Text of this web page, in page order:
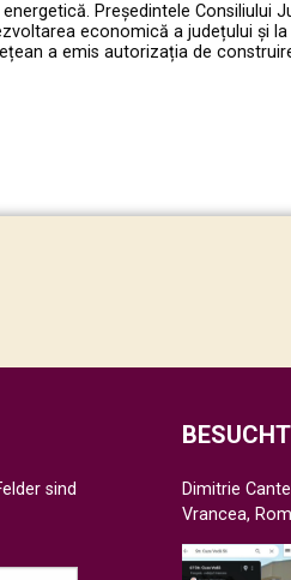
Președintele Consiliului
economică a județului și
a emis autorizația de
Dimitrie
Vrancea,
sind